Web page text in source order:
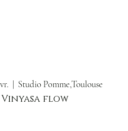
  |
Studio Pomme,Toulouse
Vinyasa flow